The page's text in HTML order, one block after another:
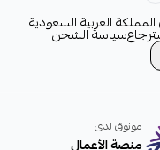
العربية السعودية
سياسة الشحن
موثوق لدى
منصة الأعمال